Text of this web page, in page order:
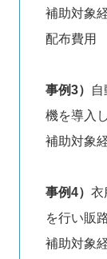
補助対象
配布費用
事例3）
機を導入
補助対象
事例4） 衣
を行い販
補助対象